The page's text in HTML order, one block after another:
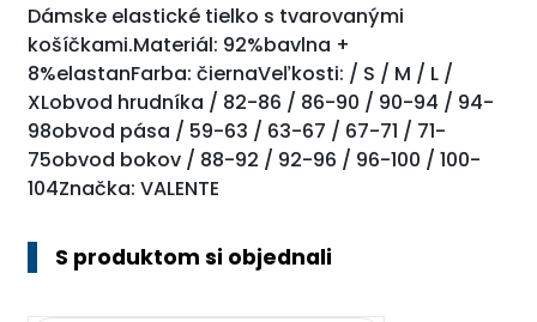
Dámske elastické tielko s tvarovanými
košíčkami.Materiál: 92%bavlna +
8%elastanFarba: čiernaVeľkosti: / S / M / L /
XLobvod hrudníka / 82-86 / 86-90 / 90-94 / 94-
98obvod pása / 59-63 / 63-67 / 67-71 / 71-
75obvod bokov / 88-92 / 92-96 / 96-100 / 100-
104Značka: VALENTE
S produktom si objednali